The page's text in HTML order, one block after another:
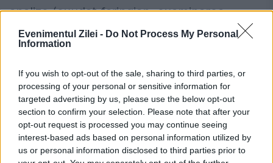
Evenimentul Zilei - Do Not Process My Personal
Information
If you wish to opt-out of the sale, sharing to third parties, or
processing of your personal or sensitive information for
targeted advertising by us, please use the below opt-out
section to confirm your selection. Please note that after your
opt-out request is processed you may continue seeing
interest-based ads based on personal information utilized by
us or personal information disclosed to third parties prior to
analize (exudat faringian, examinarea
scaunului), pentru a afla sursa problemei”.
rând avem grijă ca mâinile să fie curate, le
spălăm cu apă și săpun din belșug, evităm
împrumutul de jucării, spălăm jucăriile după
ce venim de la joacă”.